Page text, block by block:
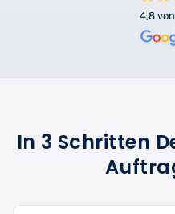
4,8
In 3 Schritten